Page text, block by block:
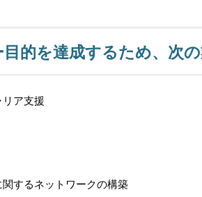
的を達成するため、次
ア支援
するネットワークの構築